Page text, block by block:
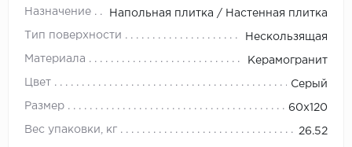
Назначение Напольная плитка / Настенная плитка
Тип поверхности Нескользящая
Материала Керамогранит
Цвет Серый
Размер 60х120
Вес упаковки, кг 26.52